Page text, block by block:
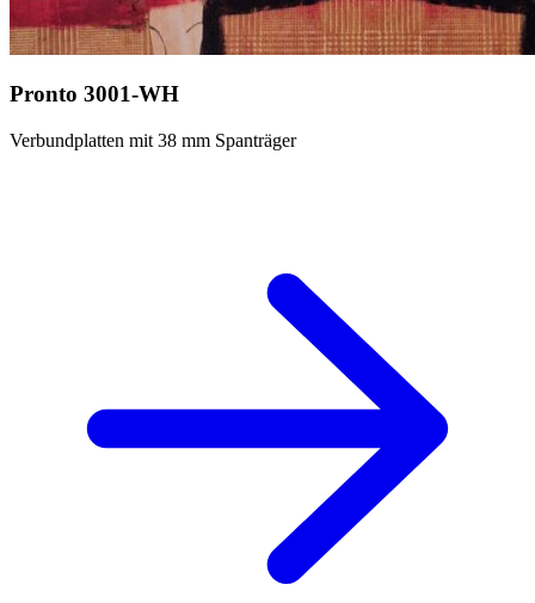
Pronto 3001-WH
Verbundplatten mit 38 mm Spanträger